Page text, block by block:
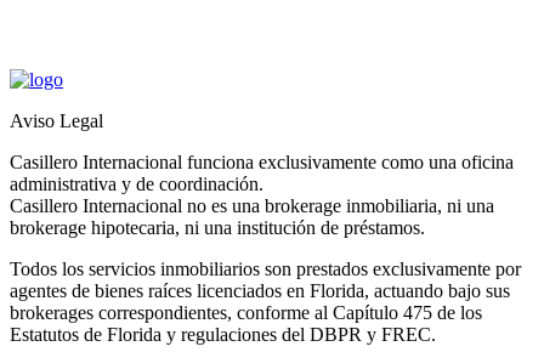
Aviso Legal
Casillero Internacional funciona exclusivamente como una oficina
administrativa y de coordinación.
Casillero Internacional no es una brokerage inmobiliaria, ni una
brokerage hipotecaria, ni una institución de préstamos.
Todos los servicios inmobiliarios son prestados exclusivamente por
agentes de bienes raíces licenciados en Florida, actuando bajo sus
brokerages correspondientes, conforme al Capítulo 475 de los
Estatutos de Florida y regulaciones del DBPR y FREC.